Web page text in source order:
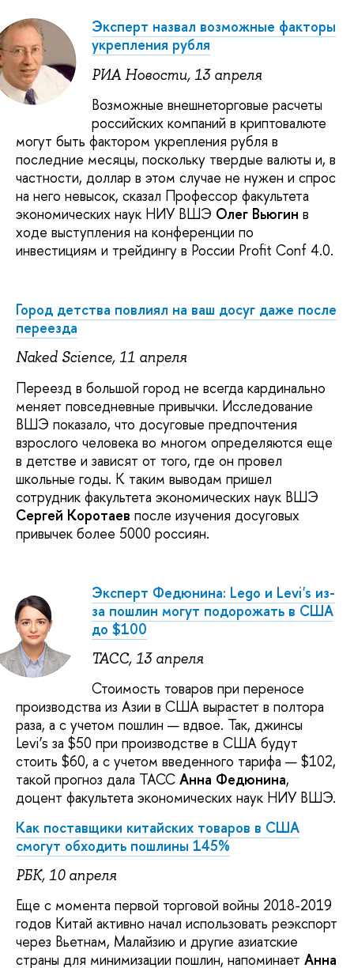
Эксперт назвал возможные факторы
укрепления рубля
РИА Новости, 13 апреля
Возможные внешнеторговые расчеты
российских компаний в криптовалюте
могут быть фактором укрепления рубля в
последние месяцы, поскольку твердые валюты и, в
частности, доллар в этом случае не нужен и спрос
на него невысок, сказал Профессор факультета
экономических наук НИУ ВШЭ Олег Вьюгин в
ходе выступления на конференции по
инвестициям и трейдингу в России Profit Conf 4.0.
Город детства повлиял на ваш досуг даже после
переезда
Naked Science, 11 апреля
Переезд в большой город не всегда кардинально
меняет повседневные привычки. Исследование
ВШЭ показало, что досуговые предпочтения
взрослого человека во многом определяются еще
в детстве и зависят от того, где он провел
школьные годы. К таким выводам пришел
сотрудник факультета экономических наук ВШЭ
Сергей Коротаев после изучения досуговых
привычек более 5000 россиян.
Эксперт Федюнина: Lego и Levi's из-
за пошлин могут подорожать в США
до $100
ТАСС, 13 апреля
Стоимость товаров при переносе
производства из Азии в США вырастет в полтора
раза, а с учетом пошлин — вдвое. Так, джинсы
Levi’s за $50 при производстве в США будут
стоить $60, а с учетом введенного тарифа — $102,
такой прогноз дала ТАСС Анна Федюнина,
доцент факультета экономических наук НИУ ВШЭ.
Как поставщики китайских товаров в США
смогут обходить пошлины 145%
РБК, 10 апреля
Еще с момента первой торговой войны 2018-2019
годов Китай активно начал использовать реэкспорт
через Вьетнам, Малайзию и другие азиатские
страны для минимизации пошлин, напоминает Анна